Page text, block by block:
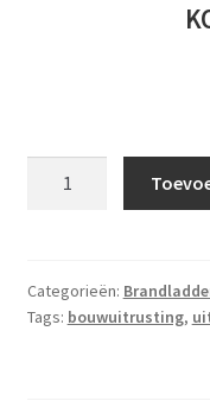
Categorieën:
Tags: bouwuitrusting,